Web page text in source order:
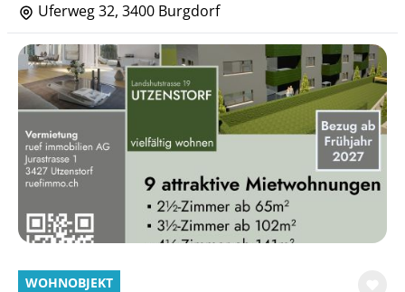
Uferweg 32, 3400 Burgdorf
WOHNOBJEKT